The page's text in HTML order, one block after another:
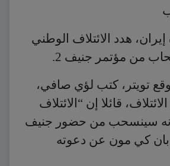
هدد الائتلاف الوطني
من مؤتمر جنيف 2.
تويتر، كتب لؤي صافي،
قائلا إن “الائتلاف
سينسحب من حضور جنيف
بان كي مون عن دعوته